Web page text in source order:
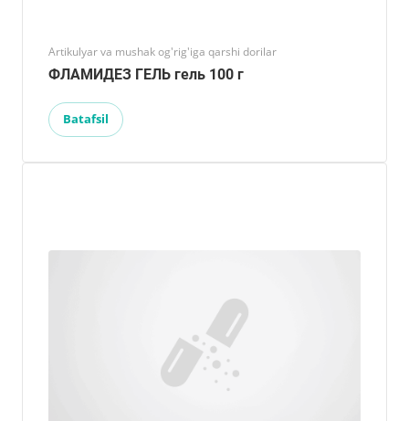
Artikulyar va mushak og'rig'iga qarshi dorilar
ФЛАМИДЕЗ ГЕЛЬ гель 100 г
Batafsil